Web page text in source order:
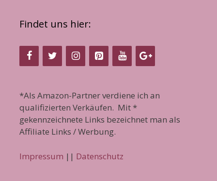
Findet uns hier:
*Als Amazon-Partner verdiene ich an
qualifizierten Verkäufen. Mit *
gekennzeichnete Links bezeichnet man als
Affiliate Links / Werbung.
Impressum || Datenschutz